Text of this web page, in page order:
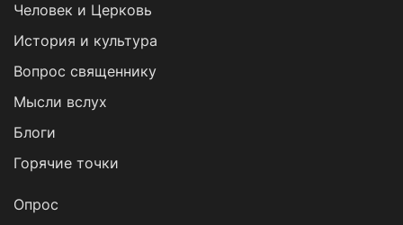
Человек и Церковь
История и культура
Вопрос священнику
Мысли вслух
Блоги
Горячие точки
Опрос